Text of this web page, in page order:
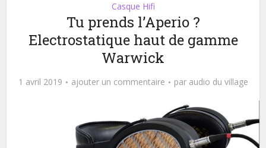
Casque Hifi
Tu prends l’Aperio ?
Electrostatique haut de gamme
Warwick
1 avril 2019 ajouter un commentaire par audio du village